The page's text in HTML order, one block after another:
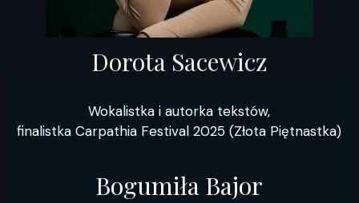
Dorota Sacewicz
Wokalistka i autorka tekstów,
finalistka Carpathia Festival 2025 (Złota Piętnastka)
Bogumiła Bajor